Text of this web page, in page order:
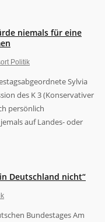
niemals für eine
Politik
Sylvia
des K 3 (Konservativer
persönlich
auf Landes- oder
Deutschland nicht“
Bundestages Am